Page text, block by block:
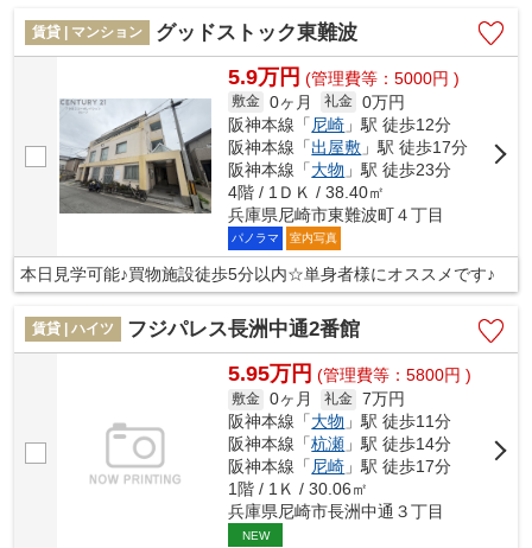
賃貸 | マンション グッドストック東難波
5.9万円 (管理費等：5000円 )
敷金 0ヶ月 礼金 0万円
阪神本線「尼崎 」駅 徒歩12分
阪神本線「出屋敷 」駅 徒歩17分
阪神本線「大物 」駅 徒歩23分
4階 / 1ＤＫ / 38.40㎡
兵庫県尼崎市東難波町４丁目
パノラマ 室内写真
本日見学可能♪買物施設徒歩5分以内☆単身者様にオススメです♪
賃貸 | ハイツ フジパレス長洲中通2番館
5.95万円 (管理費等：5800円 )
敷金 0ヶ月 礼金 7万円
阪神本線「大物 」駅 徒歩11分
阪神本線「杭瀬 」駅 徒歩14分
阪神本線「尼崎 」駅 徒歩17分
1階 / 1Ｋ / 30.06㎡
兵庫県尼崎市長洲中通３丁目
NEW